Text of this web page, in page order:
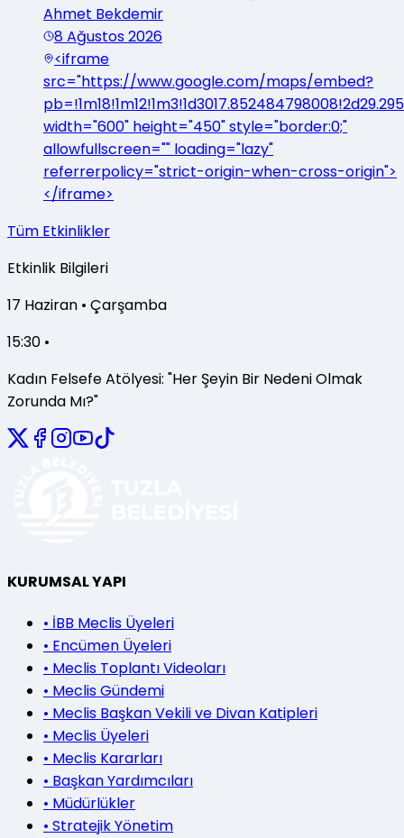
Ahmet Bekdemir
8 Ağustos 2026
<iframe
src="https://www.google.com/maps/embed?
width="600" height="450" style="border:0;"
allowfullscreen="" loading="lazy"
referrerpolicy="strict-origin-when-cross-origin">
</iframe>
Tüm Etkinlikler
Etkinlik Bilgileri
17 Haziran • Çarşamba
15:30 •
Kadın Felsefe Atölyesi: "Her Şeyin Bir Nedeni Olmak
Zorunda Mı?"
KURUMSAL YAPI
• İBB Meclis Üyeleri
• Encümen Üyeleri
• Meclis Toplantı Videoları
• Meclis Gündemi
• Meclis Başkan Vekili ve Divan Katipleri
• Meclis Üyeleri
• Meclis Kararları
• Başkan Yardımcıları
• Müdürlükler
• Stratejik Yönetim